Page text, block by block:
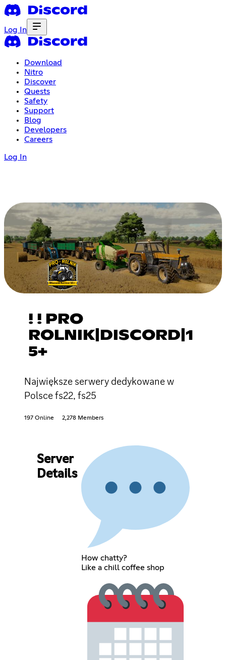
Log In
Download
Nitro
Discover
Quests
Safety
Support
Blog
Developers
Careers
Log In
! ! PRO
ROLNIK|DISCORD|1
5+
Największe serwery dedykowane w
Polsce fs22, fs25
197 Online 2,278 Members
Server
Details
How chatty?
Like a chill coffee shop